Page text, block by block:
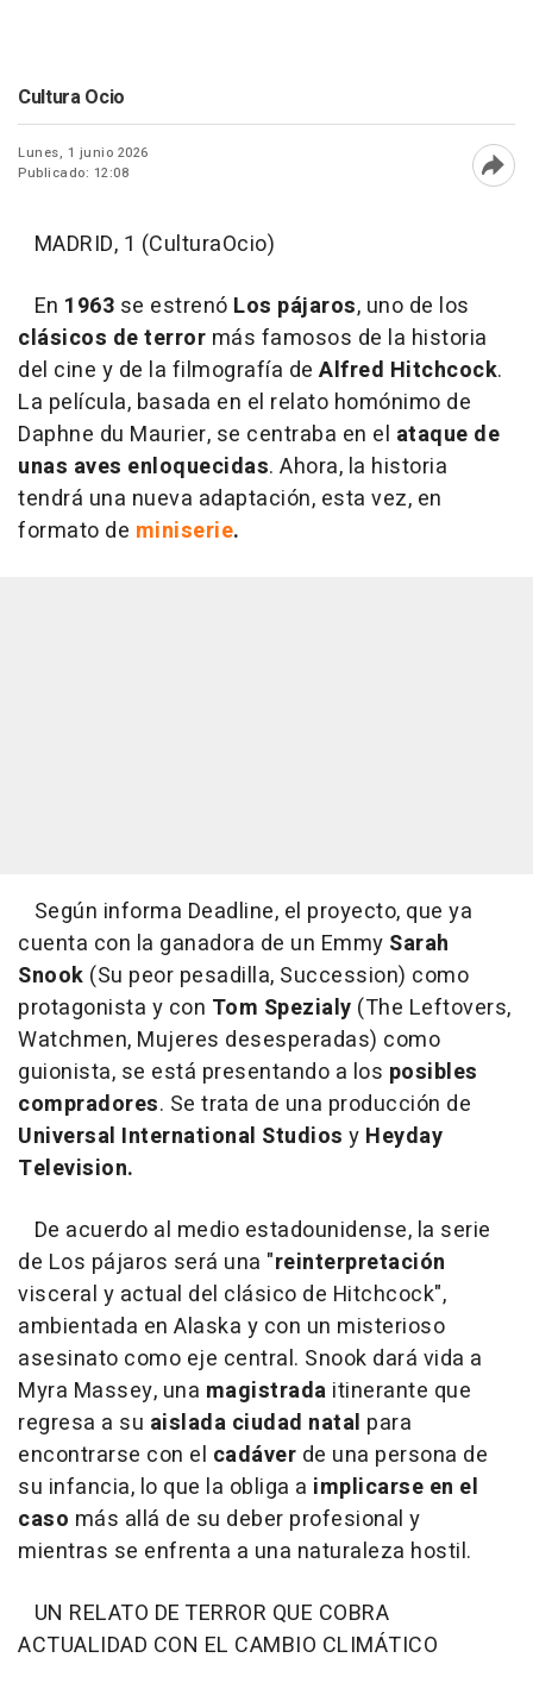
Cultura Ocio
Lunes, 1 junio 2026
Publicado: 12:08
MADRID, 1 (CulturaOcio)
En 1963 se estrenó Los pájaros, uno de los
clásicos de terror más famosos de la historia
del cine y de la filmografía de Alfred Hitchcock.
La película, basada en el relato homónimo de
Daphne du Maurier, se centraba en el ataque de
unas aves enloquecidas. Ahora, la historia
tendrá una nueva adaptación, esta vez, en
formato de miniserie.
Según informa Deadline, el proyecto, que ya
cuenta con la ganadora de un Emmy Sarah
Snook (Su peor pesadilla, Succession) como
protagonista y con Tom Spezialy (The Leftovers,
Watchmen, Mujeres desesperadas) como
guionista, se está presentando a los posibles
compradores. Se trata de una producción de
Universal International Studios y Heyday
Television.
De acuerdo al medio estadounidense, la serie
de Los pájaros será una "reinterpretación
visceral y actual del clásico de Hitchcock",
ambientada en Alaska y con un misterioso
asesinato como eje central. Snook dará vida a
Myra Massey, una magistrada itinerante que
regresa a su aislada ciudad natal para
encontrarse con el cadáver de una persona de
su infancia, lo que la obliga a implicarse en el
caso más allá de su deber profesional y
mientras se enfrenta a una naturaleza hostil.
UN RELATO DE TERROR QUE COBRA
ACTUALIDAD CON EL CAMBIO CLIMÁTICO